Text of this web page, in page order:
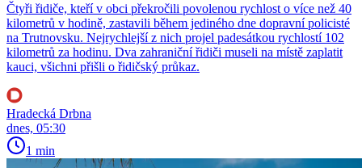
Čtyři řidiče, kteří v obci překročili povolenou rychlost o více než 40
kilometrů v hodině, zastavili během jediného dne dopravní policisté
na Trutnovsku. Nejrychlejší z nich projel padesátkou rychlostí 102
kilometrů za hodinu. Dva zahraniční řidiči museli na místě zaplatit
kauci, všichni přišli o řidičský průkaz.
Hradecká Drbna
dnes, 05:30
1 min